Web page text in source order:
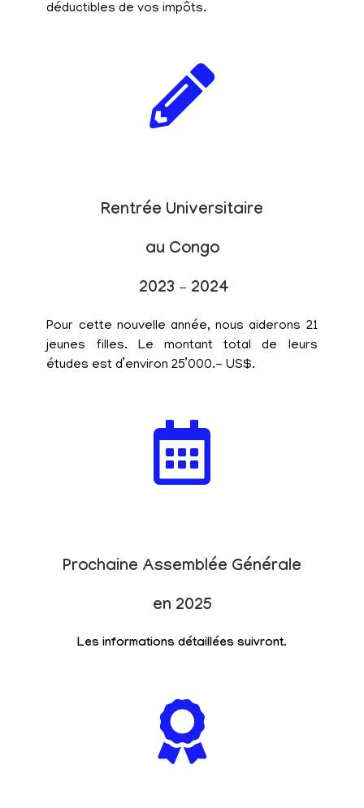
déductibles de vos impôts.
Rentrée Universitaire
au Congo
2023 – 2024
Pour cette nouvelle année, nous aiderons 21
jeunes filles. Le montant total de leurs
études est d’environ 25’000.- US$.
Prochaine Assemblée Générale
en 2025
Les informations détaillées suivront.